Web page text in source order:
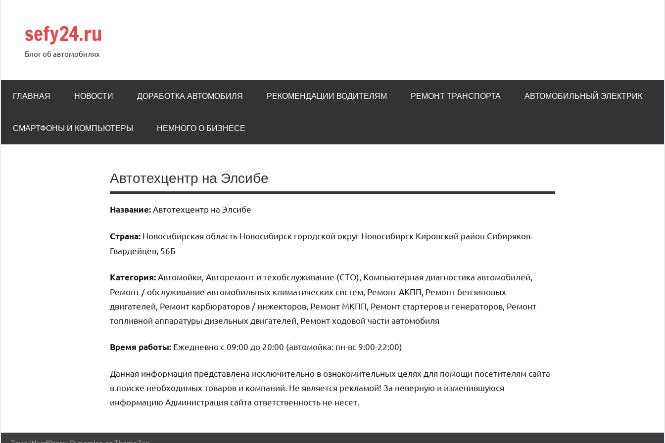
содержимому
sefy24.ru
Блог об автомобилях
ГЛАВНАЯ НОВОСТИ ДОРАБОТКА АВТОМОБИЛЯ РЕКОМЕНДАЦИИ ВОДИТЕЛЯМ РЕМОНТ ТРАНСПОРТА АВТОМОБИЛЬНЫЙ ЭЛЕКТРИК
СМАРТФОНЫ И КОМПЬЮТЕРЫ НЕМНОГО О БИЗНЕСЕ
Автотехцентр на Элсибе
Название: Автотехцентр на Элсибе
Страна: Новосибирская область Новосибирск городской округ Новосибирск Кировский район Сибиряков-
Гвардейцев, 56Б
Категория: Автомойки, Авторемонт и техобслуживание (СТО), Компьютерная диагностика автомобилей,
Ремонт / обслуживание автомобильных климатических систем, Ремонт АКПП, Ремонт бензиновых
двигателей, Ремонт карбюраторов / инжекторов, Ремонт МКПП, Ремонт стартеров и генераторов, Ремонт
топливной аппаратуры дизельных двигателей, Ремонт ходовой части автомобиля
Время работы: Ежедневно с 09:00 до 20:00 (автомойка: пн-вс 9:00-22:00)
Данная информация представлена исключительно в ознакомительных целях для помощи посетителям сайта
в поиске необходимых товаров и компаний. Не является рекламой! За неверную и изменившуюся
информацию Администрация сайта ответственность не несет.